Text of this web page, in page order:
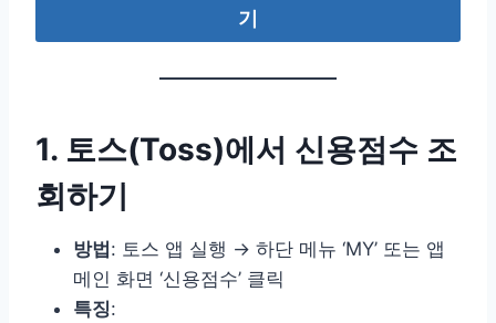
기
1. 토스(Toss)에서 신용점수 조
회하기
방법: 토스 앱 실행 → 하단 메뉴 ‘MY’ 또는 앱
메인 화면 ‘신용점수’ 클릭
특징: